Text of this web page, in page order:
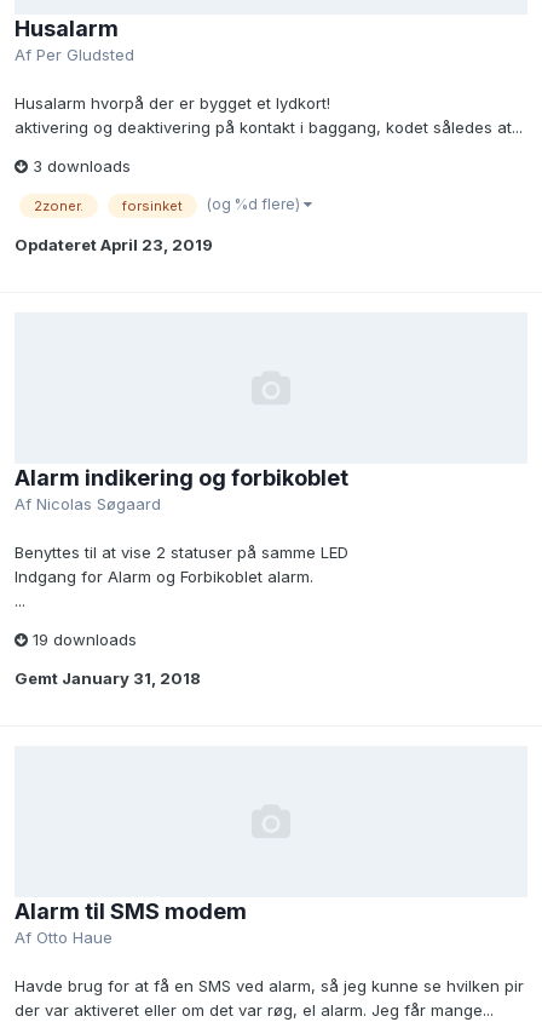
Husalarm
Af Per Gludsted
Husalarm hvorpå der er bygget et lydkort!
aktivering og deaktivering på kontakt i baggang, kodet således at...
3 downloads
2zoner. forsinket (og %d flere)
OpdateretApril 23, 2019
Alarm indikering og forbikoblet
Af Nicolas Søgaard
Benyttes til at vise 2 statuser på samme LED
Indgang for Alarm og Forbikoblet alarm.
...
19 downloads
Gemt January 31, 2018
Alarm til SMS modem
Af Otto Haue
Havde brug for at få en SMS ved alarm, så jeg kunne se hvilken pir
der var aktiveret eller om det var røg, el alarm. Jeg får mange...